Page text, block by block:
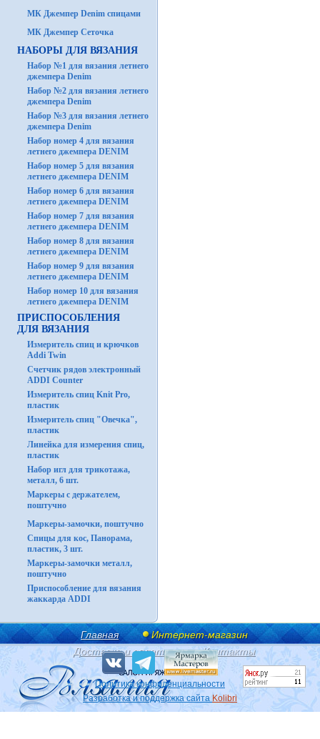
МК Джемпер Denim спицами
МК Джемпер Сеточка
НАБОРЫ ДЛЯ ВЯЗАНИЯ
Набор №1 для вязания летнего
джемпера Denim
Набор №2 для вязания летнего
джемпера Denim
Набор №3 для вязания летнего
джемпера Denim
Набор номер 4 для вязания
летнего джемпера DENIM
Набор номер 5 для вязания
летнего джемпера DENIM
Набор номер 6 для вязания
летнего джемпера DENIM
Набор номер 7 для вязания
летнего джемпера DENIM
Набор номер 8 для вязания
летнего джемпера DENIM
Набор номер 9 для вязания
летнего джемпера DENIM
Набор номер 10 для вязания
летнего джемпера DENIM
ПРИСПОСОБЛЕНИЯ
ДЛЯ ВЯЗАНИЯ
Измеритель спиц и крючков
Addi Twin
Счетчик рядов электронный
ADDI Counter
Измеритель спиц Knit Pro,
пластик
Измеритель спиц "Овечка",
пластик
Линейка для измерения спиц,
пластик
Набор игл для трикотажа,
металл, 6 шт.
Маркеры с держателем,
поштучно
Маркеры-замочки, поштучно
Спицы для кос, Панорама,
пластик, 3 шт.
Маркеры-замочки металл,
поштучно
Приспособление для вязания
жаккарда ADDI
Главная
Интернет-магазин
Доставка и оплата
Контакты
Политика конфиденциальности
Разработка и поддержка сайта Kolibri